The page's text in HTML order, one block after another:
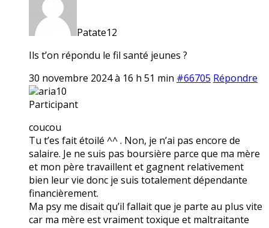
Patate12
Ils t’on répondu le fil santé jeunes ?
30 novembre 2024 à 16 h 51 min #66705 Répondre
aria10
Participant
coucou
Tu t’es fait étoilé ^^ . Non, je n’ai pas encore de
salaire. Je ne suis pas boursière parce que ma mère
et mon père travaillent et gagnent relativement
bien leur vie donc je suis totalement dépendante
financièrement.
Ma psy me disait qu’il fallait que je parte au plus vite
car ma mère est vraiment toxique et maltraitante